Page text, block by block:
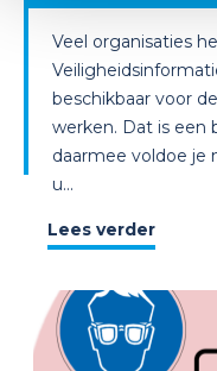
Veel organisaties
beschikbaar voor
werken. Dat is een
daarmee voldoe je
u...
Lees verder